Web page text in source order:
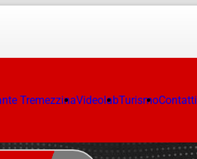
TremezzinaVideolabTurismoContatti